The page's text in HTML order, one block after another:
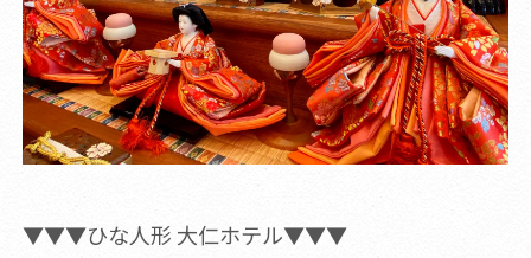
▼▼▼ひな人形 大仁ホテル▼▼▼